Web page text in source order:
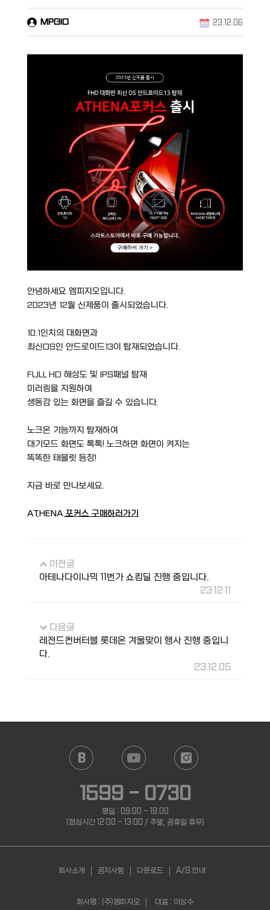
MPGIO 23.12.06
안녕하세요 엠피지오입니다.
2023년 12월 신제품이 출시되었습니다.
10.1인치의 대화면과
최신OS인 안드로이드13이 탑재되었습니다.
FULL HD 해상도 및 IPS패널 탑재
미러링을 지원하여
생동감 있는 화면을 즐길 수 있습니다.
노크온 기능까지 탑재하여
대기모드 화면도 톡톡! 노크하면 화면이 켜지는
똑똑한 태블릿 등장!
지금 바로 만나보세요.
ATHENA 포커스 구매하러가기
이전글
아테나다이나믹 11번가 쇼킹딜 진행 중입니다.
23.12.11
다음글
레전드컨버터블 롯데온 겨울맞이 행사 진행 중입니
다.
23.12.05
1599 - 0730
평일 : 09:00 - 18:00
(점심시간 12:00 - 13:00 / 주말, 공휴일 휴무)
회사소개 공지사항 다운로드 A/S 안내
회사명 : (주)엠피지오 대표 : 이상수